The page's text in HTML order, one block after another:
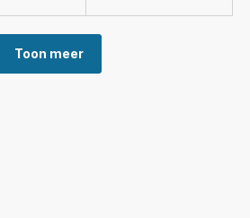
Toon meer